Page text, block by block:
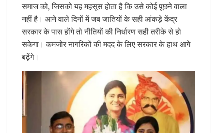
समाज को, जिसको यह महसूस होता है कि उसे कोई पूछने वाला
नहीं है। आने वाले दिनों में जब जातियों के सही आंकड़े केंद्र
सरकार के पास होंगे तो नीतियों की निर्धारण सही तरीके से हो
सकेगा। कमजोर नागरिकों की मदद के लिए सरकार के हाथ आगे
बढ़ेंगे।